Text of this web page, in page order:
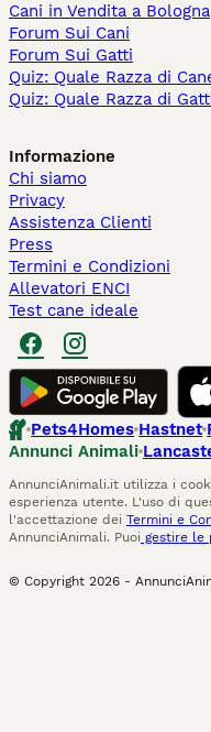
Cani in Vendita a Bologna
Forum Sui Cani
Forum Sui Gatti
Quiz: Quale Razza di
Quiz: Quale Razza di
Informazione
Chi siamo
Privacy
Assistenza Clienti
Press
Termini e Condizioni
Allevatori ENCI
Test cane ideale
Pets4Homes Hastnet
Annunci Animali
AnnunciAnimali.it utilizza i
esperienza utente. L'uso di
l'accettazione dei Termini e
AnnunciAnimali. Puoi gestire le
© Copyright 2026 -